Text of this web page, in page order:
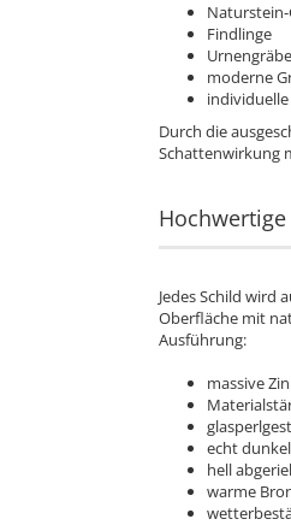
Findlinge
moderne
Durch die
Schattenwirkung
Jedes Schild wird
Oberfläche mit
Ausführung:
massive
echt
hell
warme